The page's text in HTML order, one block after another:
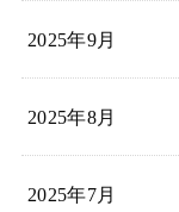
2025年9月
2025年8月
2025年7月